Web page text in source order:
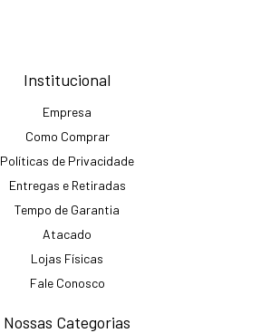
Institucional
Empresa
Como Comprar
Políticas de Privacidade
Entregas e Retiradas
Tempo de Garantia
Atacado
Lojas Físicas
Fale Conosco
Nossas Categorias